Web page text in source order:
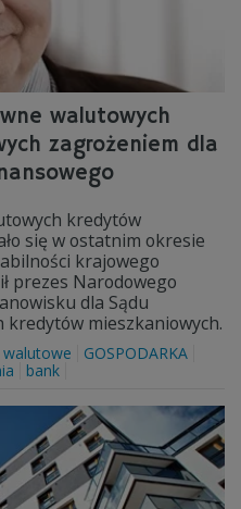
walutowych
zagrożeniem dla
kredytów
się w ostatnim okresie
krajowego
prezes Narodowego
dla Sądu
kredytów mieszkaniowych.
walutowe
GOSPODARKA
bank